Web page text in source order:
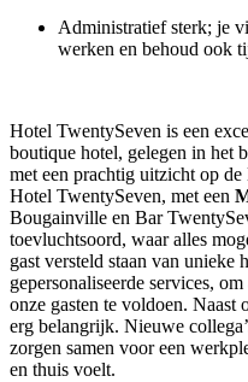
Administratief sterk; je
werken en behoud ook
Hotel TwentySeven is een
boutique hotel, gelegen in het
met een prachtig uitzicht op
Hotel TwentySeven, met een
Bougainville en Bar
toevluchtsoord, waar alles
gast versteld staan van unieke
gepersonaliseerde services,
onze gasten te voldoen. Naast
erg belangrijk. Nieuwe
zorgen samen voor een
en thuis voelt.